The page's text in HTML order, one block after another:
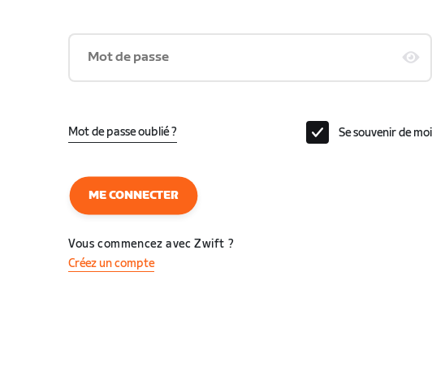
Mot de passe
Mot de passe oublié ? Se souvenir de moi
ME CONNECTER
Vous commencez avec Zwift ?
Créez un compte